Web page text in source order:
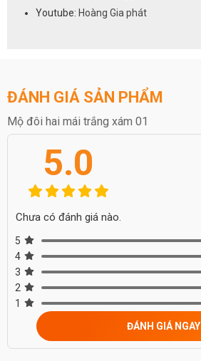
Youtube: Hoàng Gia phát
ĐÁNH GIÁ SẢN PHẨM
Mộ đôi hai mái trắng xám 01
5.0
Chưa có đánh giá nào.
5
4
3
2
1
ĐÁNH GIÁ NGAY